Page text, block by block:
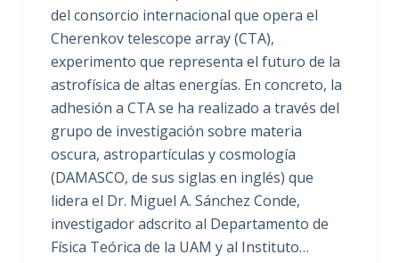
del consorcio internacional que opera el
Cherenkov telescope array (CTA),
experimento que representa el futuro de la
astrofísica de altas energías. En concreto, la
adhesión a CTA se ha realizado a través del
grupo de investigación sobre materia
oscura, astropartículas y cosmología
(DAMASCO, de sus siglas en inglés) que
lidera el Dr. Miguel A. Sánchez Conde,
investigador adscrito al Departamento de
Física Teórica de la UAM y al Instituto…